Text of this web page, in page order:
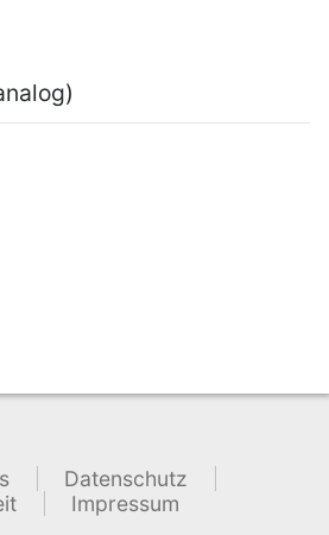
Datenschutz
Impressum